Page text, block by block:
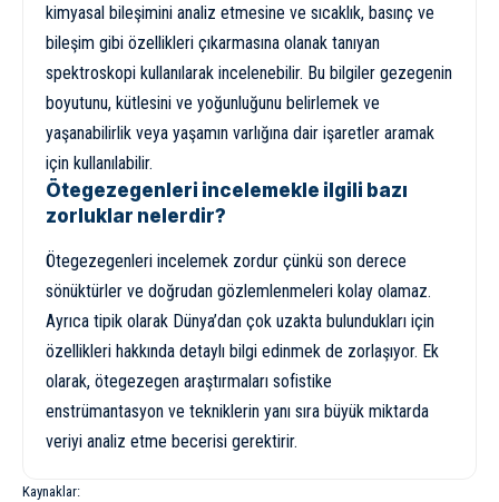
kimyasal bileşimini analiz etmesine ve sıcaklık, basınç ve
bileşim gibi özellikleri çıkarmasına olanak tanıyan
spektroskopi kullanılarak incelenebilir. Bu bilgiler gezegenin
boyutunu, kütlesini ve yoğunluğunu belirlemek ve
yaşanabilirlik veya yaşamın varlığına dair işaretler aramak
için kullanılabilir.
Ötegezegenleri incelemekle ilgili bazı
zorluklar nelerdir?
Ötegezegenleri incelemek zordur çünkü son derece
sönüktürler ve doğrudan gözlemlenmeleri kolay olamaz.
Ayrıca tipik olarak Dünya’dan çok uzakta bulundukları için
özellikleri hakkında detaylı bilgi edinmek de zorlaşıyor. Ek
olarak, ötegezegen araştırmaları sofistike
enstrümantasyon ve tekniklerin yanı sıra büyük miktarda
veriyi analiz etme becerisi gerektirir.
Kaynaklar: